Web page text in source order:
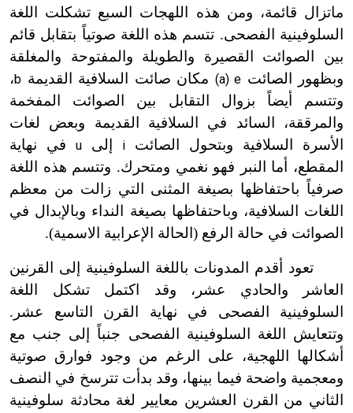
ماتزال قائمة، ومن هذه اللهجات السبع تشكلت اللغة
السلوفينية الفصحى. تتسم هذه اللغة صوتياً بتقابل قائم
بين الصوائت القصيرة والطويلة والمفتوحة والمغلقة
وبظهور الصائت (a) e مكان صائت السلافية القديمة b،
وتتسم أيضاً بزوال التقابل بين الصوائت المفخمة
والمرققة، السائد في السلافية القديمة وبعض لغات
الأسرة السلافية وبتحول الصائت i إلى u في نهاية
المقطع، أما النبر فهو نغمي ومتحرك. وتتسم هذه اللغة
صرفياً باحتفاظها بصيغة المثنى التي زالت من معظم
اللغات السلافية، وباحتفاظها بصيغة النداء وبالإبدال في
الصوائت في حالة الرفع (الحالة الإعرابية الاسمية).
تعود أقدم المدونات باللغة السلوفينية إلى القرنين
العاشر والحادي عشر، وقد اكتمل تشكل اللغة
السلوفينية الفصحى في نهاية القرن التاسع عشر.
وتتعايش اللغة السلوفينية الفصحى جنباً إلى جنب مع
أشكالها اللهجية، على الرغم من وجود فوارق صوتية
ومعجمية واضحة فيما بينها، وقد بدأت تترسخ في النصف
الثاني من القرن العشرين معايير لغة محادثة سلوفينية